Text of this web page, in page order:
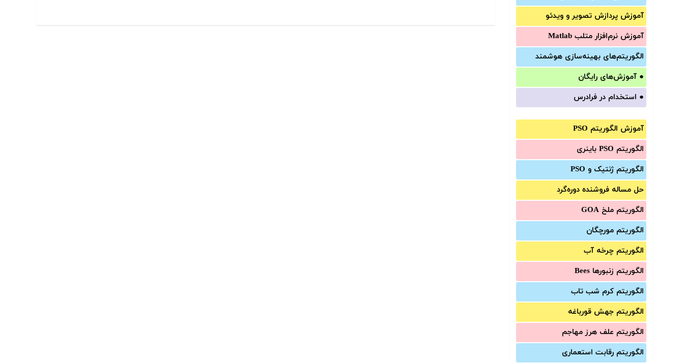
آموزش‌ پردازش تصویر و ویدئو
آموزش‌ نرم‌افزار متلب Matlab
الگوریتم‌های بهینه‌سازی هوشمند
● آموزش‌های رایگان
● استخدام در فرادرس
آموزش الگوریتم PSO
الگوریتم PSO باینری
الگوریتم ژنتیک و PSO
حل مساله فروشنده دوره‌گرد
الگوریتم ملخ GOA
الگوریتم مورچگان
الگوریتم چرخه آب
الگوریتم زنبورها Bees
الگوریتم کرم شب تاب
الگوریتم جهش قورباغه
الگوریتم علف هرز مهاجم
الگوریتم رقابت استعماری